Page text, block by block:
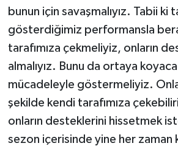
bunun için savaşmalıyız. Tabii ki
gösterdiğimiz performansla
tarafımıza çekmeliyiz, onların
almalıyız. Bunu da ortaya
mücadeleyle göstermeliyiz.
şekilde kendi tarafımıza
onların desteklerini hissetmek
sezon içerisinde yine her zaman